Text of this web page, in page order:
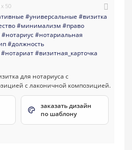
50
#универсальные #визитка
#минимализм #право
#нотариус#нотариальная
#должность
#нотариат#визитная_карточка
заказать дизайн
по шаблону